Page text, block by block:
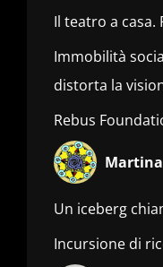
Il teatro a casa.
Immobilità
distorta la
Rebus
Un iceberg
Incursione di